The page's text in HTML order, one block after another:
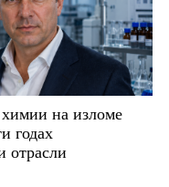
на изломе
годах
отрасли